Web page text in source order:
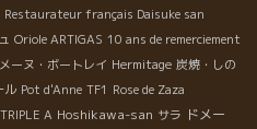
Restaurateur français Daisuke san
Oriole ARTIGAS 10 ans de remerciement
ーヌ・ボートレイ Hermitage 炭焼・しの
ル Pot d'Anne TF1 Rose de Zaza
TRIPLE A Hoshikawa-san サラ ドメー